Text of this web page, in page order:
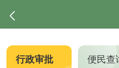
行政审批 便民查